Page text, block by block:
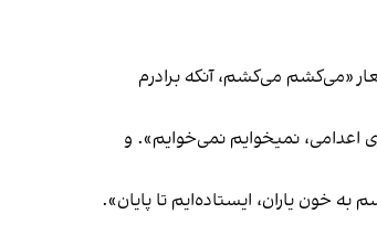
«می‌کشم می‌کشم، آنکه برادرم
نمیخوایم نمی‌‌خوایم». و
خون یاران، ایستاده‌ایم تا پایان».